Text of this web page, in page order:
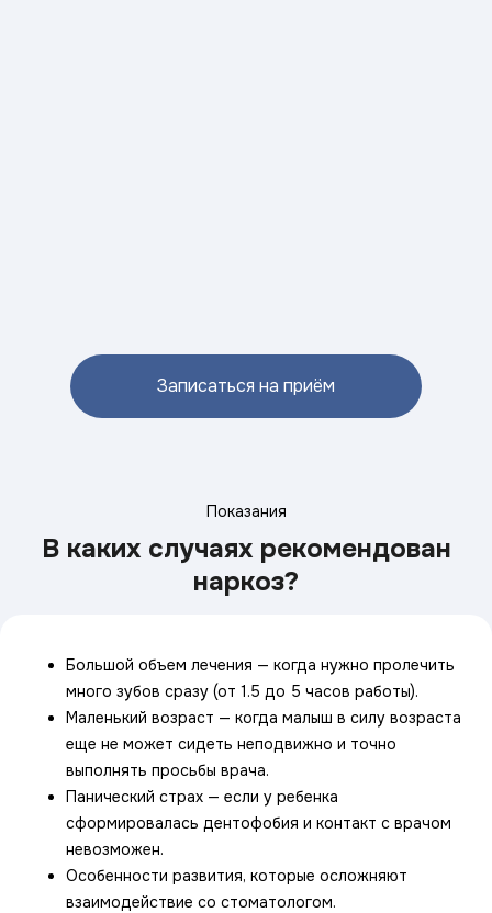
Записаться на приём
Показания
В каких случаях рекомендован
наркоз?
Большой объем лечения — когда нужно пролечить
много зубов сразу (от 1.5 до 5 часов работы).
Маленький возраст — когда малыш в силу возраста
еще не может сидеть неподвижно и точно
выполнять просьбы врача.
Панический страх — если у ребенка
сформировалась дентофобия и контакт с врачом
невозможен.
Особенности развития, которые осложняют
взаимодействие со стоматологом.